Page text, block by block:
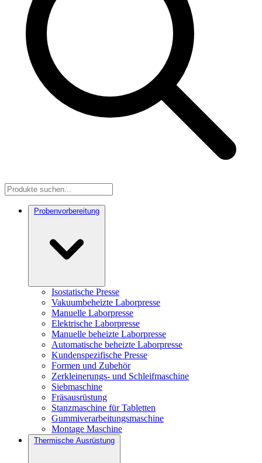
Probenvorbereitung
Isostatische Presse
Vakuumbeheizte Laborpresse
Manuelle Laborpresse
Elektrische Laborpresse
Manuelle beheizte Laborpresse
Automatische beheizte Laborpresse
Kundenspezifische Presse
Formen und Zubehör
Zerkleinerungs- und Schleifmaschine
Siebmaschine
Fräsausrüstung
Stanzmaschine für Tabletten
Gummiverarbeitungsmaschine
Montage Maschine
Thermische Ausrüstung